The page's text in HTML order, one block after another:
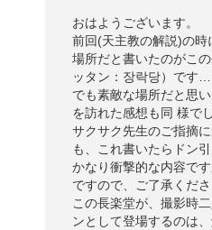
おはようございます。
前回(天主教の解説)の時
場所だと書いたのがこ
ッタン：장락당）です
でも素敵な場所だと思
を訪れた感想も同 様で
サクサク先生のご指摘
も、これ書いたらドン
かなり衝撃的な内容で
ですので、ご了承くださ
この長楽堂が、撮影時
ンとして登場するのは